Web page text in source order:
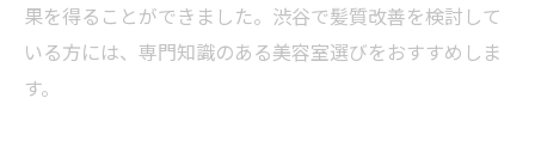
果を得ることができました。渋谷で髪質改善を検討して
いる方には、専門知識のある美容室選びをおすすめしま
す。